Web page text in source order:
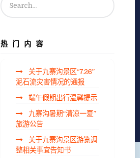
热门内容
关于九寨沟景区“7.26”
泥石流灾害情况的通报
端午假期出行温馨提示
九寨沟暑期“清凉一夏”
旅游公告
关于九寨沟景区游览调
整相关事宜告知书